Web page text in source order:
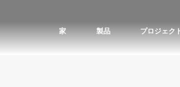
家 製品 プロジェク